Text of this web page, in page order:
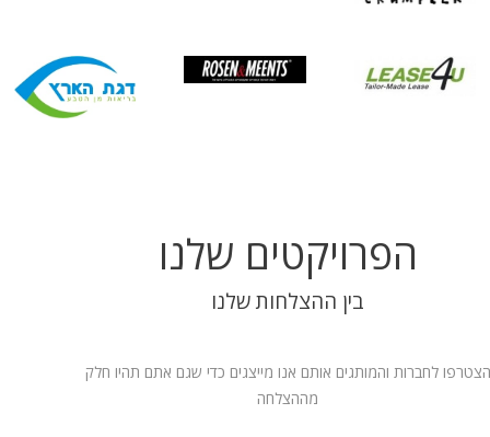
הפרויקטים שלנו
בין ההצלחות שלנו
הצטרפו לחברות והמותגים אותם אנו מייצגים כדי שגם אתם תהיו חלק
מההצלחה